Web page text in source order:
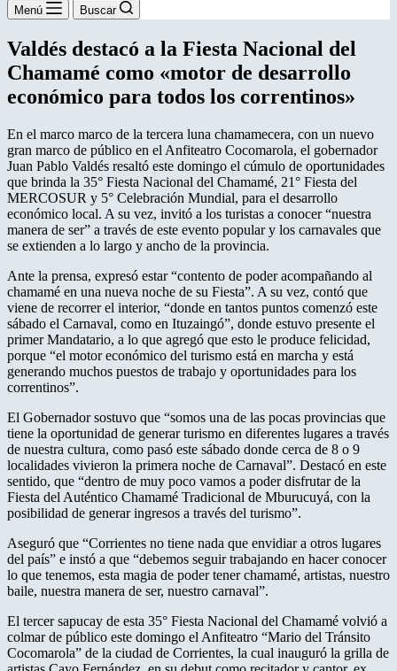
Menú Buscar
Valdés destacó a la Fiesta Nacional del
Chamamé como «motor de desarrollo
económico para todos los correntinos»
En el marco marco de la tercera luna chamamecera, con un nuevo
gran marco de público en el Anfiteatro Cocomarola, el gobernador
Juan Pablo Valdés resaltó este domingo el cúmulo de oportunidades
que brinda la 35° Fiesta Nacional del Chamamé, 21° Fiesta del
MERCOSUR y 5° Celebración Mundial, para el desarrollo
económico local. A su vez, invitó a los turistas a conocer “nuestra
manera de ser” a través de este evento popular y los carnavales que
se extienden a lo largo y ancho de la provincia.
Ante la prensa, expresó estar “contento de poder acompañando al
chamamé en una nueva noche de su Fiesta”. A su vez, contó que
viene de recorrer el interior, “donde en tantos puntos comenzó este
sábado el Carnaval, como en Ituzaingó”, donde estuvo presente el
primer Mandatario, a lo que agregó que esto le produce felicidad,
porque “el motor económico del turismo está en marcha y está
generando muchos puestos de trabajo y oportunidades para los
correntinos”.
El Gobernador sostuvo que “somos una de las pocas provincias que
tiene la oportunidad de generar turismo en diferentes lugares a través
de nuestra cultura, como pasó este sábado donde cerca de 8 o 9
localidades vivieron la primera noche de Carnaval”. Destacó en este
sentido, que “dentro de muy poco vamos a poder disfrutar de la
Fiesta del Auténtico Chamamé Tradicional de Mburucuyá, con la
posibilidad de generar ingresos a través del turismo”.
Aseguró que “Corrientes no tiene nada que envidiar a otros lugares
del país” e instó a que “debemos seguir trabajando en hacer conocer
lo que tenemos, esta magia de poder tener chamamé, artistas, nuestro
baile, nuestra manera de ser, nuestro carnaval”.
El tercer sapucay de esta 35° Fiesta Nacional del Chamamé volvió a
colmar de público este domingo el Anfiteatro “Mario del Tránsito
Cocomarola” de la ciudad de Corrientes, la cual inauguró la grilla de